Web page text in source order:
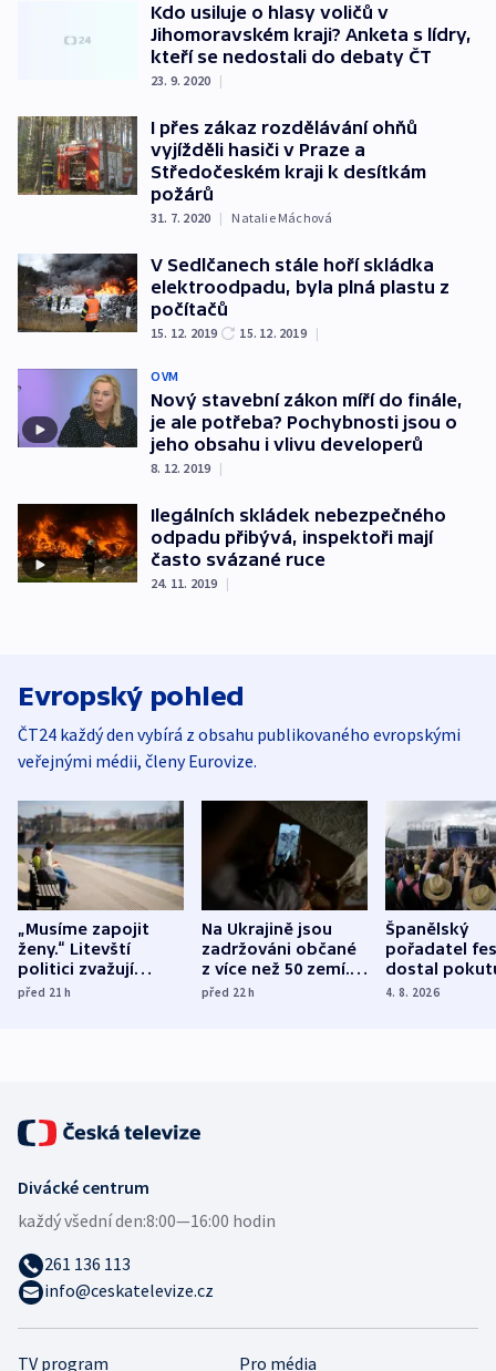
Kdo usiluje o hlasy voličů v
Jihomoravském kraji? Anketa s lídry,
kteří se nedostali do debaty ČT
23. 9. 2020 |
I přes zákaz rozdělávání ohňů
vyjížděli hasiči v Praze a
Středočeském kraji k desítkám
požárů
31. 7. 2020 | Natalie Máchová
V Sedlčanech stále hoří skládka
elektroodpadu, byla plná plastu z
počítačů
15. 12. 2019 15. 12. 2019 |
OVM
Nový stavební zákon míří do finále,
je ale potřeba? Pochybnosti jsou o
jeho obsahu i vlivu developerů
8. 12. 2019 |
Ilegálních skládek nebezpečného
odpadu přibývá, inspektoři mají
často svázané ruce
24. 11. 2019 |
Evropský pohled
ČT24 každý den vybírá z obsahu publikovaného evropskými
veřejnými médii, členy Eurovize.
„Musíme zapojit
ženy.“ Litevští
politici zvažují
dohodu o
před 21h
Na Ukrajině jsou
zadržováni občané
z více než 50 zemí.
Bojovali na straně
před 22h
Španělský
pořadatel
dostal
nekalé
4. 8. 2026
TV program Pro média
Divácké centrum
každý všední den:8:00—16:00 hodin
261 136 113
info@ceskatelevize.cz